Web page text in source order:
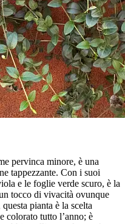
pervinca minore, è una
tappezzante. Con i suoi
e le foglie verde scuro, è la
tocco di vivacità ovunque
pianta è la scelta
colorato tutto l’anno; è